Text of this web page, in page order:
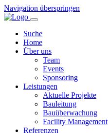
Navigation überspringen
Suche
Home
Über uns
Team
Events
Sponsoring
Leistungen
Aktuelle Projekte
Bauleitung
Bauüberwachung
Facility Management
Referenzen